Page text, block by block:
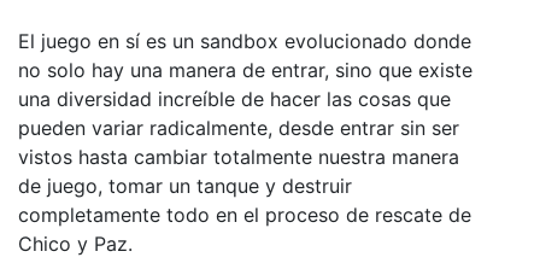
El juego en sí es un sandbox evolucionado donde
no solo hay una manera de entrar, sino que existe
una diversidad increíble de hacer las cosas que
pueden variar radicalmente, desde entrar sin ser
vistos hasta cambiar totalmente nuestra manera
de juego, tomar un tanque y destruir
completamente todo en el proceso de rescate de
Chico y Paz.